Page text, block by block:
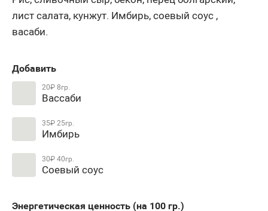
лист салата, кунжут. Имбирь, соевый соус ,
васаби.
Добавить
20₽8гр.
Вассаби
35₽25гр.
Имбирь
30₽40гр.
Соевый соус
Энергетическая ценность (на 100гр.)